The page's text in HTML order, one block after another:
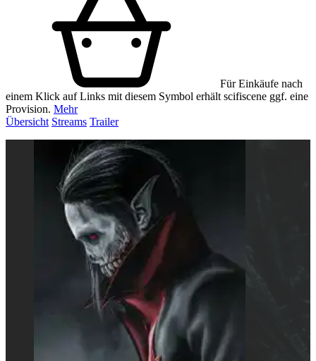
Für Einkäufe nach
einem Klick auf Links mit diesem Symbol erhält scifiscene ggf. eine
Provision. Mehr
Übersicht Streams Trailer